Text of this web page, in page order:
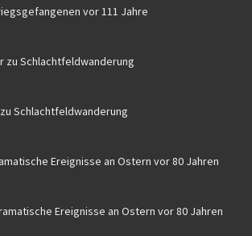
vor 111 Jahre
zu Schlachtfeldwanderung
zu Schlachtfeldwanderung
Ereignisse an Ostern vor 80 Jahren
Ereignisse an Ostern vor 80 Jahren